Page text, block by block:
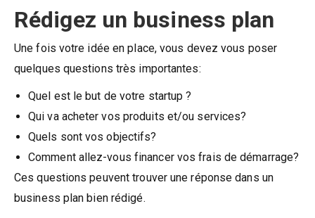
Rédigez un business plan
Une fois votre idée en place, vous devez vous poser
quelques questions très importantes:
Quel est le but de votre startup ?
Qui va acheter vos produits et/ou services?
Quels sont vos objectifs?
Comment allez-vous financer vos frais de démarrage?
Ces questions peuvent trouver une réponse dans un
business plan bien rédigé.